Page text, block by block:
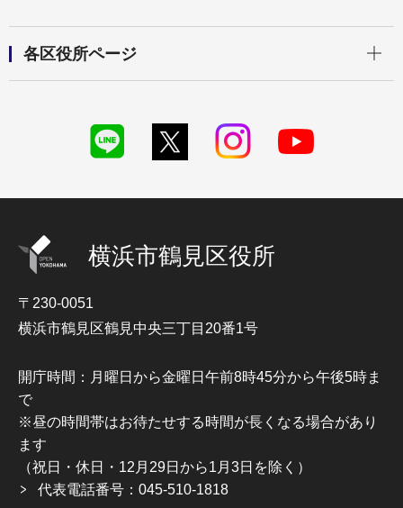
各区役所ページ
横浜市鶴見区役所
〒230-0051
横浜市鶴見区鶴見中央三丁目20番1号
開庁時間：月曜日から金曜日午前8時45分から午後5時ま
で
※昼の時間帯はお待たせする時間が長くなる場合があり
ます
（祝日・休日・12月29日から1月3日を除く）
代表電話番号：045-510-1818